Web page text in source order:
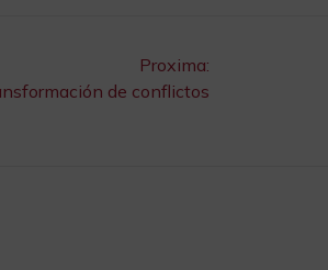
Proxima:
de conflictos